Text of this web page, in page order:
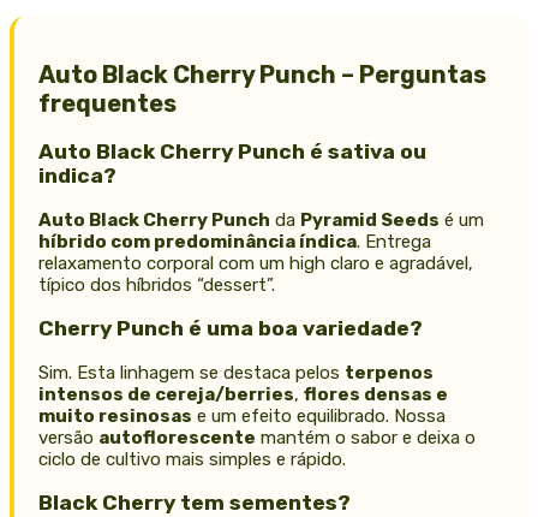
Auto Black Cherry Punch – Perguntas
frequentes
Auto Black Cherry Punch é sativa ou
indica?
Auto Black Cherry Punch da Pyramid Seeds é um
híbrido com predominância índica. Entrega
relaxamento corporal com um high claro e agradável,
típico dos híbridos “dessert”.
Cherry Punch é uma boa variedade?
Sim. Esta linhagem se destaca pelos terpenos
intensos de cereja/berries, flores densas e
muito resinosas e um efeito equilibrado. Nossa
versão autoflorescente mantém o sabor e deixa o
ciclo de cultivo mais simples e rápido.
Black Cherry tem sementes?